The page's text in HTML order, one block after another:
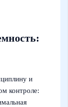
и
контроле: